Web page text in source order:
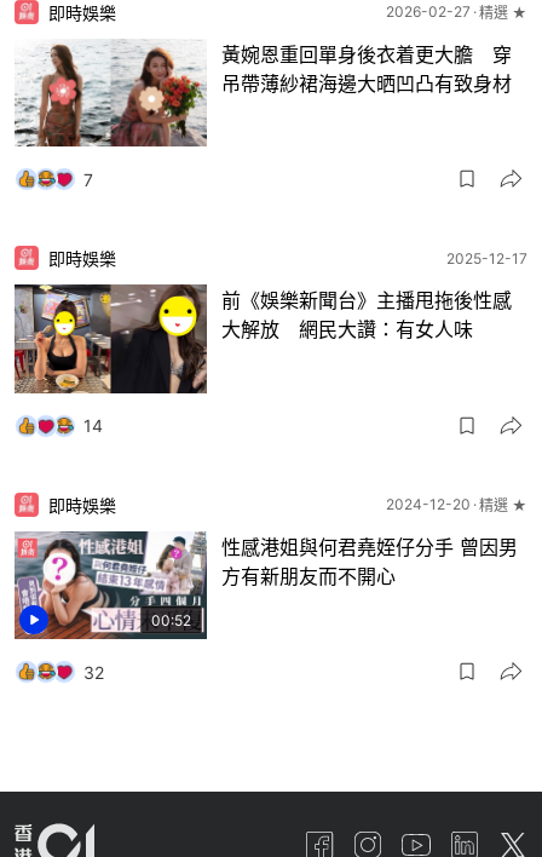
即時娛樂 2026-02-27 精選 ★
黃婉恩重回單身後衣着更大膽 穿
吊帶薄紗裙海邊大晒凹凸有致身材
7
即時娛樂 2025-12-17
前《娛樂新聞台》主播甩拖後性感
大解放 網民大讚：有女人味
14
00:52
即時娛樂 2024-12-20 精選 ★
性感港姐與何君堯姪仔分手 曾因男
方有新朋友而不開心
32